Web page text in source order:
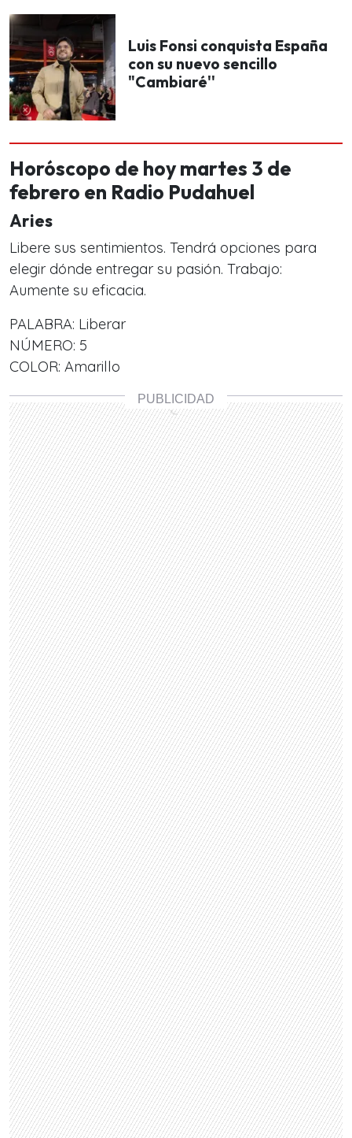
Luis Fonsi conquista España
con su nuevo sencillo
"Cambiaré''
Horóscopo de hoy martes 3 de
febrero en Radio Pudahuel
Aries
Libere sus sentimientos. Tendrá opciones para
elegir dónde entregar su pasión. Trabajo:
Aumente su eficacia.
PALABRA: Liberar
NÚMERO: 5
COLOR: Amarillo